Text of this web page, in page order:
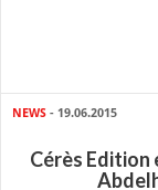
NEWS - 19.06.2015
Cérès Edition